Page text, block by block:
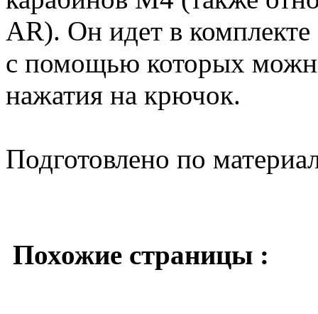
AR). Он идет в
с помощью которых
нажатия на крючок.
Подготовлено по
Похожие страницы :